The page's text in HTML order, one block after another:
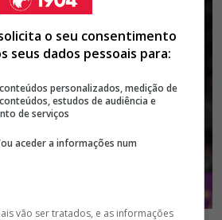
o seu consentimento
seus dados pessoais para:
personalizados, medição de
estudos de audiência e
de serviços
aceder a informações num
vão ser tratados, e as informações